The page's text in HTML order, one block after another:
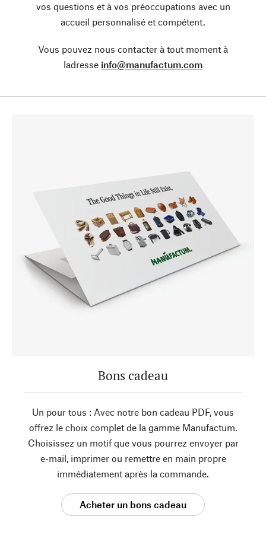
vos questions et à vos préoccupations avec un
accueil personnalisé et compétent.
Vous pouvez nous contacter à tout moment à
ladresse info@manufactum.com
Bons cadeau
Un pour tous : Avec notre bon cadeau PDF, vous
offrez le choix complet de la gamme Manufactum.
Choisissez un motif que vous pourrez envoyer par
e-mail, imprimer ou remettre en main propre
immédiatement après la commande.
Acheter un bons cadeau